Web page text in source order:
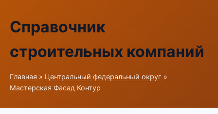
Справочник
строительных компаний
Главная » Центральный федеральный округ »
Мастерская Фасад Контур